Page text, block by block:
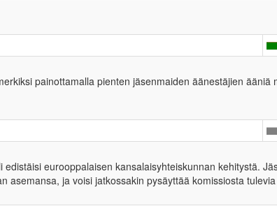
painottamalla pienten jäsenmaiden äänestäjien ääniä
eurooppalaisen kansalaisyhteiskunnan kehitystä.
ja voisi jatkossakin pysäyttää komissiosta